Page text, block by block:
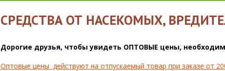
СРЕДСТВА ОТ НАСЕКОМЫХ,
Дорогие друзья, чтобы увидеть ОПТОВЫЕ цены,
Оптовые цены действуют на отпускаемый товар при заказе от